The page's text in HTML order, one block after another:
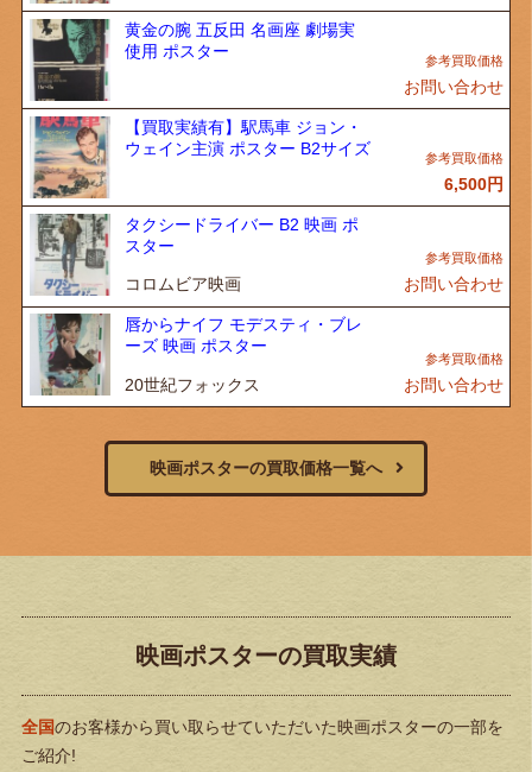
黄金の腕 五反田 名画座 劇場実
使用 ポスター
お問い合わせ
【買取実績有】駅馬車 ジョン・
ウェイン主演 ポスター B2サイズ
6,500円
タクシードライバー B2 映画 ポ
スター
コロムビア映画 お問い合わせ
唇からナイフ モデスティ・ブレ
ーズ 映画 ポスター
20世紀フォックス お問い合わせ
映画ポスターの買取価格一覧へ
映画ポスターの買取実績
全国のお客様から買い取らせていただいた映画ポスターの一部を
ご紹介!